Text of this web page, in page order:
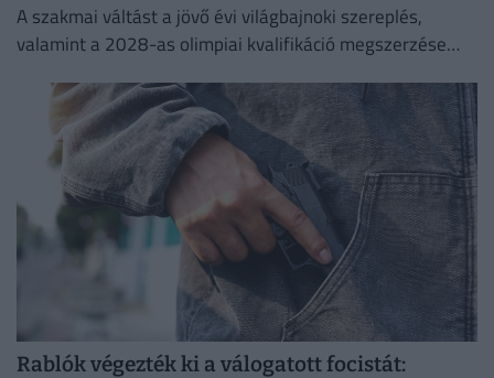
A szakmai váltást a jövő évi világbajnoki szereplés,
valamint a 2028-as olimpiai kvalifikáció megszerzése
posztjáról távozott.
Rablók végezték ki a válogatott focistát: